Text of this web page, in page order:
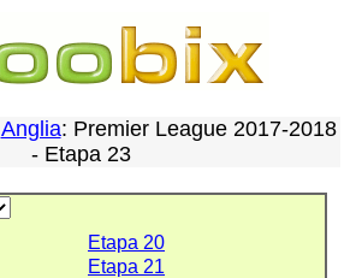
Anglia: Premier League 2017-2018
- Etapa 23
Etapa 20
Etapa 21